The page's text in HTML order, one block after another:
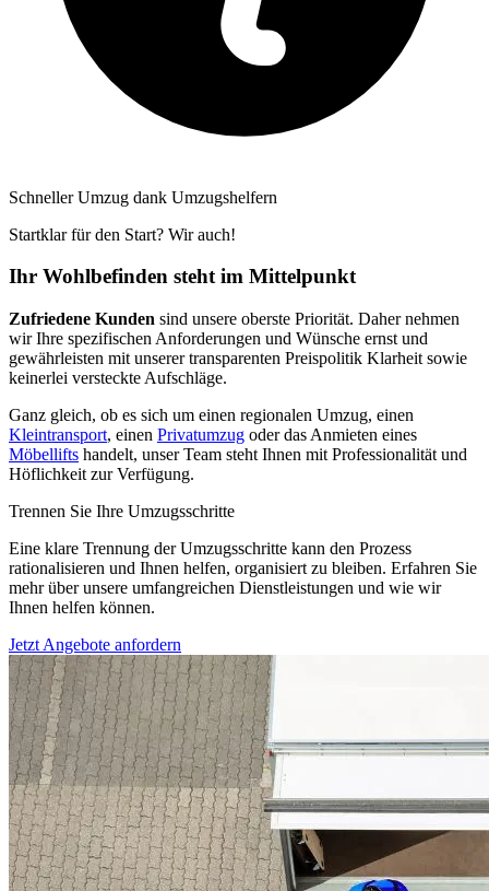
Schneller Umzug dank Umzugshelfern
Startklar für den Start? Wir auch!
Ihr Wohlbefinden steht im Mittelpunkt
Zufriedene Kunden sind unsere oberste Priorität. Daher nehmen
wir Ihre spezifischen Anforderungen und Wünsche ernst und
gewährleisten mit unserer transparenten Preispolitik Klarheit sowie
keinerlei versteckte Aufschläge.
Ganz gleich, ob es sich um einen regionalen Umzug, einen
Kleintransport, einen Privatumzug oder das Anmieten eines
Möbellifts handelt, unser Team steht Ihnen mit Professionalität und
Höflichkeit zur Verfügung.
Trennen Sie Ihre Umzugsschritte
Eine klare Trennung der Umzugsschritte kann den Prozess
rationalisieren und Ihnen helfen, organisiert zu bleiben. Erfahren Sie
mehr über unsere umfangreichen Dienstleistungen und wie wir
Ihnen helfen können.
Jetzt Angebote anfordern